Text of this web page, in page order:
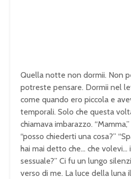
Quella notte non dormii. Non
potreste pensare. Dormii nel
come quando ero piccola e
temporali. Solo che questa
chiamava imbarazzo.
“posso chiederti una cosa?”
hai mai detto che… che volevi…
sessuale?” Ci fu un lungo
verso di me. La luce della luna